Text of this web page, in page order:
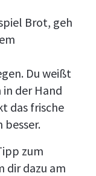
Brot, geh
Du weißt
in der Hand
das frische
besser.
zum
dir dazu am